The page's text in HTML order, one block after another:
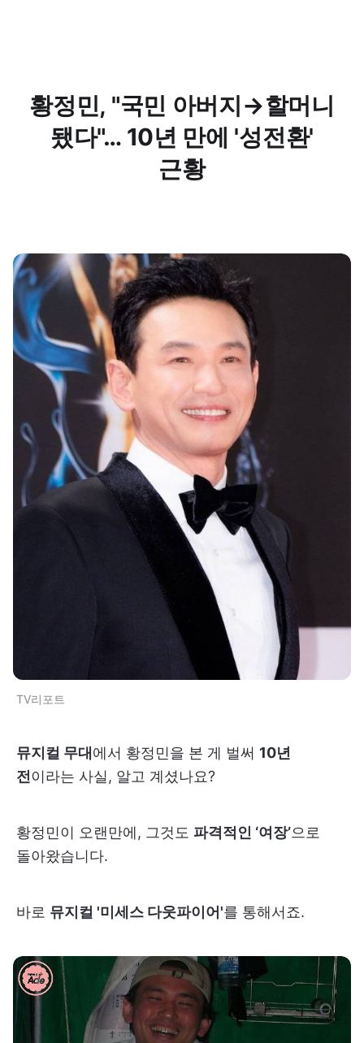
황정민, "국민 아버지→할머니
됐다"… 10년 만에 '성전환'
근황
TV리포트
뮤지컬 무대 에서 황정민을 본 게 벌써 10년
전 이라는 사실, 알고 계셨나요?
황정민이 오랜만에, 그것도 파격적인 ‘여장’으로
돌아왔습니다.
바로 뮤지컬 '미세스 다웃파이어'를 통해서죠.